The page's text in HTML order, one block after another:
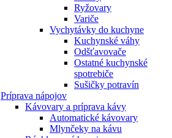
Ryžovary
Variče
Vychytávky do kuchyne
Kuchynské váhy
Odšťavovače
Ostatné kuchynské
spotrebiče
Sušičky potravín
Príprava nápojov
Kávovary a príprava kávy
Automatické kávovary
Mlynčeky na kávu